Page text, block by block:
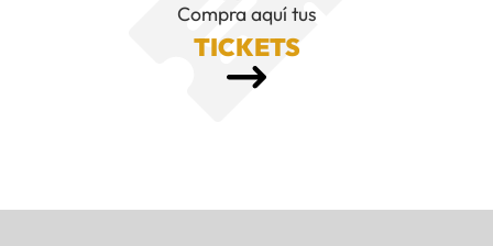
Compra aquí tus
TICKETS